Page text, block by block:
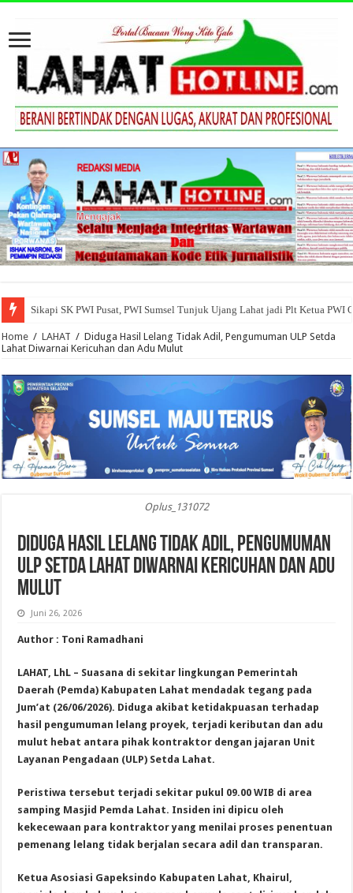
Sikapi SK PWI Pusat, PWI Sumsel Tunjuk Ujang Lahat jadi Plt Ketua PWI
Home / LAHAT / Diduga Hasil Lelang Tidak Adil, Pengumuman ULP Setda
Lahat Diwarnai Kericuhan dan Adu Mulut
Oplus_131072
Diduga Hasil Lelang Tidak Adil, Pengumuman
ULP Setda Lahat Diwarnai Kericuhan dan Adu
Mulut
Juni 26, 2026
Author : Toni Ramadhani
LAHAT, LhL – Suasana di sekitar lingkungan Pemerintah
Daerah (Pemda) Kabupaten Lahat mendadak tegang pada
Jum’at (26/06/2026). Diduga akibat ketidakpuasan terhadap
hasil pengumuman lelang proyek, terjadi keributan dan adu
mulut hebat antara pihak kontraktor dengan jajaran Unit
Layanan Pengadaan (ULP) Setda Lahat.
Peristiwa tersebut terjadi sekitar pukul 09.00 WIB di area
samping Masjid Pemda Lahat. Insiden ini dipicu oleh
kekecewaan para kontraktor yang menilai proses penentuan
pemenang lelang tidak berjalan secara adil dan transparan.
Ketua Asosiasi Gapeksindo Kabupaten Lahat, Khairul,